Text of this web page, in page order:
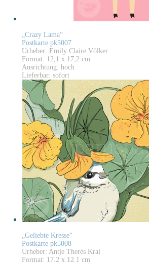
„Crazy Lama“
Postkarte pk5007
Urheber: Emily Claire Völker
Format: 12,1 x 17,2 cm
Ausrichtung: hoch
Lieferbar: sofort
„Geliebte Kresse“
Postkarte pk5008
Urheber: Antje Therés Kral
Format: 17,2 x 12,1 cm